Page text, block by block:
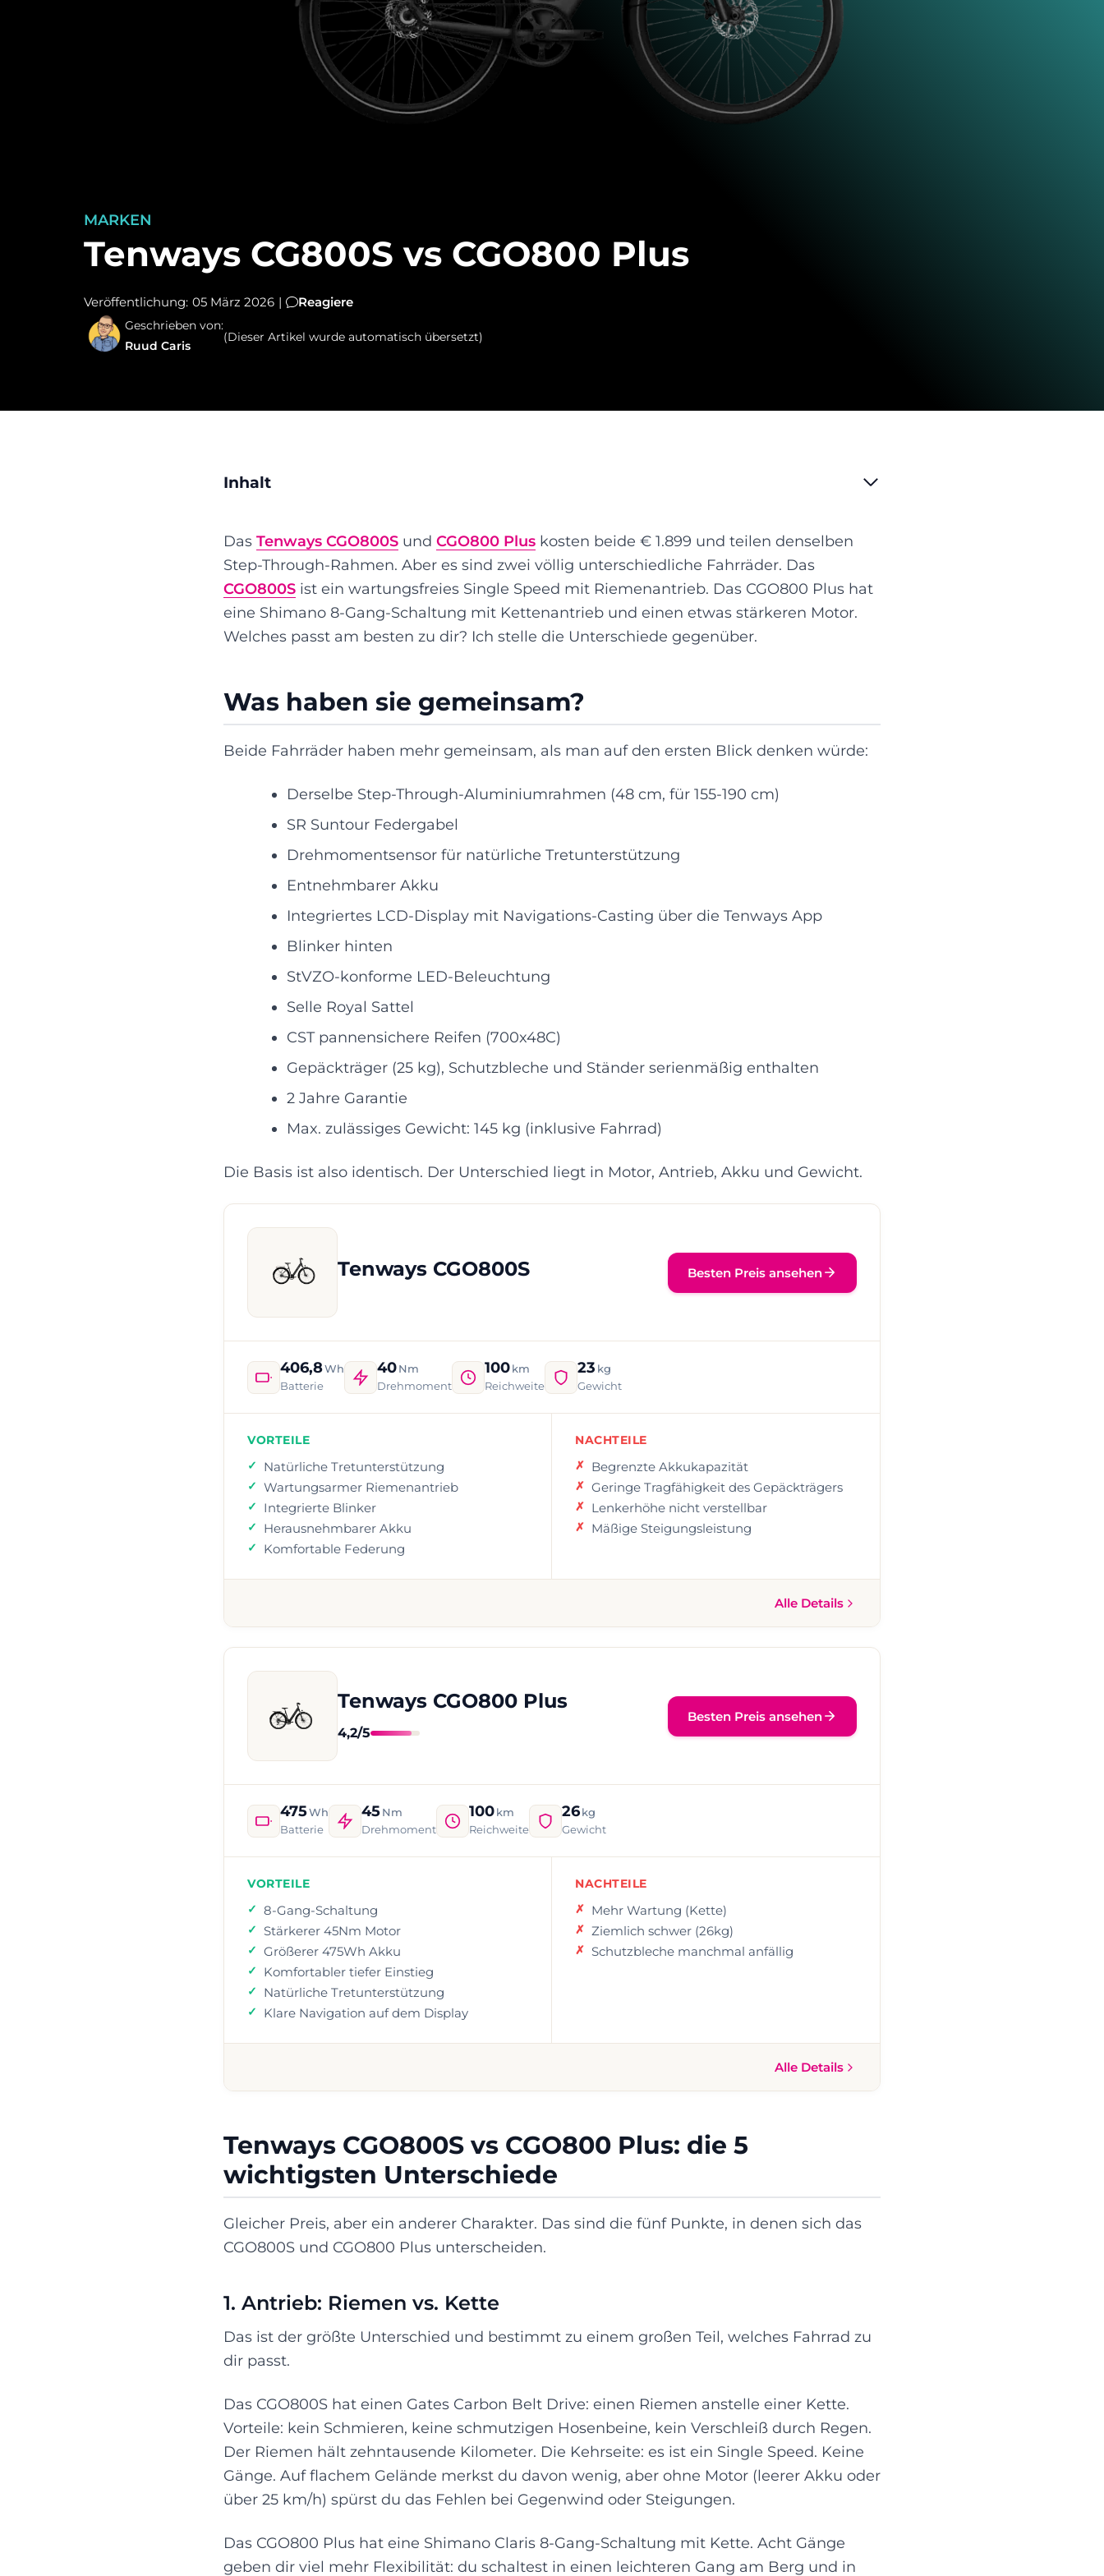
MARKEN
Tenways CG800S vs CGO800 Plus
Veröffentlichung: 05 März 2026 | Reagiere
Geschrieben von:
Ruud Caris
(Dieser Artikel wurde automatisch übersetzt)
Inhalt
Das Tenways CGO800S und CGO800 Plus kosten beide € 1.899 und teilen denselben
Step-Through-Rahmen. Aber es sind zwei völlig unterschiedliche Fahrräder. Das
CGO800S ist ein wartungsfreies Single Speed mit Riemenantrieb. Das CGO800 Plus hat
eine Shimano 8-Gang-Schaltung mit Kettenantrieb und einen etwas stärkeren Motor.
Welches passt am besten zu dir? Ich stelle die Unterschiede gegenüber.
Was haben sie gemeinsam?
Beide Fahrräder haben mehr gemeinsam, als man auf den ersten Blick denken würde:
Derselbe Step-Through-Aluminiumrahmen (48 cm, für 155-190 cm)
SR Suntour Federgabel
Drehmomentsensor für natürliche Tretunterstützung
Entnehmbarer Akku
Integriertes LCD-Display mit Navigations-Casting über die Tenways App
Blinker hinten
StVZO-konforme LED-Beleuchtung
Selle Royal Sattel
CST pannensichere Reifen (700x48C)
Gepäckträger (25 kg), Schutzbleche und Ständer serienmäßig enthalten
2 Jahre Garantie
Max. zulässiges Gewicht: 145 kg (inklusive Fahrrad)
Die Basis ist also identisch. Der Unterschied liegt in Motor, Antrieb, Akku und Gewicht.
Tenways CGO800S Besten Preis ansehen
406,8Wh
Batterie
40Nm
Drehmoment
100km
Reichweite
23 kg
Gewicht
VORTEILE
Natürliche Tretunterstützung
Wartungsarmer Riemenantrieb
Integrierte Blinker
Herausnehmbarer Akku
Komfortable Federung
NACHTEILE
Begrenzte Akkukapazität
Geringe Tragfähigkeit des Gepäckträgers
Lenkerhöhe nicht verstellbar
Mäßige Steigungsleistung
Alle Details
Tenways CGO800 Plus
4,2/5
Besten Preis ansehen
475Wh
Batterie
45Nm
Drehmoment
100km
Reichweite
26kg
Gewicht
VORTEILE
8-Gang-Schaltung
Stärkerer 45Nm Motor
Größerer 475Wh Akku
Komfortabler tiefer Einstieg
Natürliche Tretunterstützung
Klare Navigation auf dem Display
NACHTEILE
Mehr Wartung (Kette)
Ziemlich schwer (26kg)
Schutzbleche manchmal anfällig
Alle Details
Tenways CGO800S vs CGO800 Plus: die 5
wichtigsten Unterschiede
Gleicher Preis, aber ein anderer Charakter. Das sind die fünf Punkte, in denen sich das
CGO800S und CGO800 Plus unterscheiden.
1. Antrieb: Riemen vs. Kette
Das ist der größte Unterschied und bestimmt zu einem großen Teil, welches Fahrrad zu
dir passt.
Das CGO800S hat einen Gates Carbon Belt Drive: einen Riemen anstelle einer Kette.
Vorteile: kein Schmieren, keine schmutzigen Hosenbeine, kein Verschleiß durch Regen.
Der Riemen hält zehntausende Kilometer. Die Kehrseite: es ist ein Single Speed. Keine
Gänge. Auf flachem Gelände merkst du davon wenig, aber ohne Motor (leerer Akku oder
über 25 km/h) spürst du das Fehlen bei Gegenwind oder Steigungen.
Das CGO800 Plus hat eine Shimano Claris 8-Gang-Schaltung mit Kette. Acht Gänge
geben dir viel mehr Flexibilität: du schaltest in einen leichteren Gang am Berg und in